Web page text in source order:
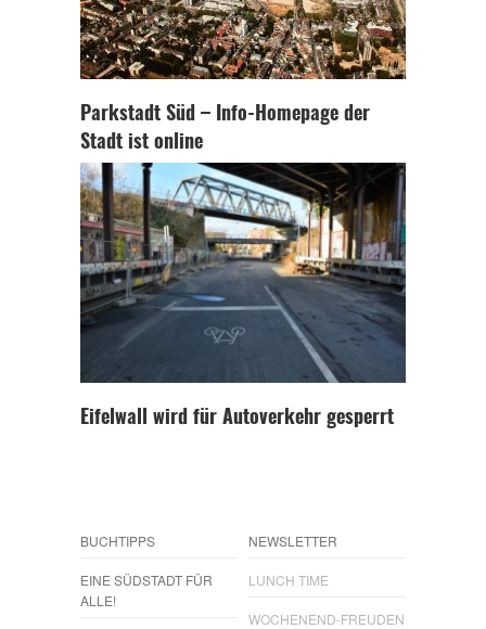
Parkstadt Süd – Info-Homepage der
Stadt ist online
Eifelwall wird für Autoverkehr gesperrt
BUCHTIPPS
EINE SÜDSTADT FÜR
ALLE!
NEWSLETTER
LUNCH TIME
WOCHENEND-FREUDEN